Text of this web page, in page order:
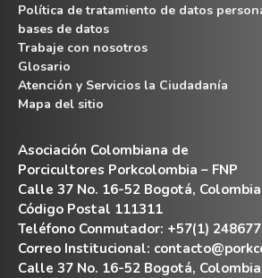
Política de tratamiento de datos
bases de datos
Trabaje con nosotros
Glosario
Atención y Servicios la Ciudadanía
Mapa del sitio
Asociación Colombiana de
Porcicultores Porkcolombia – FNP
Calle 37 No. 16-52 Bogotá, Colombia
Código Postal 111311
Teléfono Conmutador: +57(1)
Correo Institucional:
Calle 37 No. 16-52 Bogotá, Colombia